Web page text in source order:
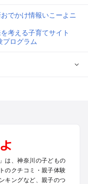
出かけ
出かけ
見のプールお出かけ
は、神奈川の子どもの
のクチコミ・親子体験
キングなど、親子のつ